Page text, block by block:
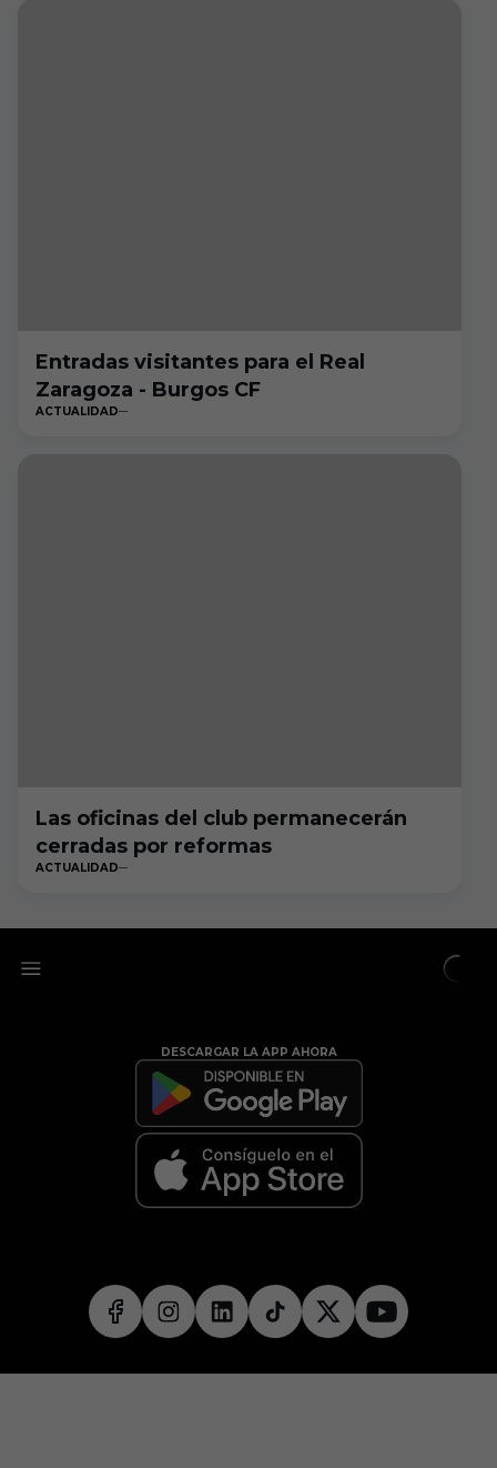
Entradas visitantes para el Real
Zaragoza - Burgos CF
ACTUALIDAD
Las oficinas del club permanecerán
cerradas por reformas
ACTUALIDAD
DESCARGAR LA APP AHORA